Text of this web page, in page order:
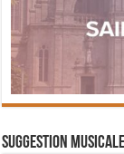
Suggestion musicale